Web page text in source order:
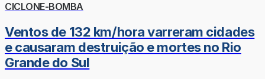
CICLONE-BOMBA
Ventos de 132 km/hora varreram cidades
e causaram destruição e mortes no Rio
Grande do Sul